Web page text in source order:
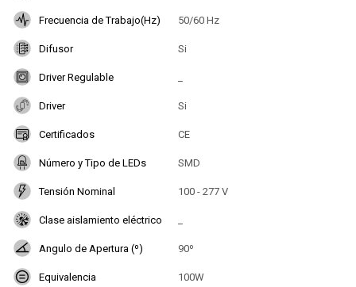
Frecuencia de Trabajo(Hz) 50/60 Hz
Difusor Si
Driver Regulable
Driver Si
Certificados CE
Número y Tipo de LEDs SMD
Tensión Nominal 100 - 277 V
Clase aislamiento eléctrico
Angulo de Apertura (º) 90º
Equivalencia 100W